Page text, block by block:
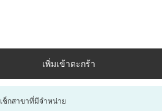
เพิ่มเข้าตะกร้า
เช็กสาขาที่มีจำหน่าย